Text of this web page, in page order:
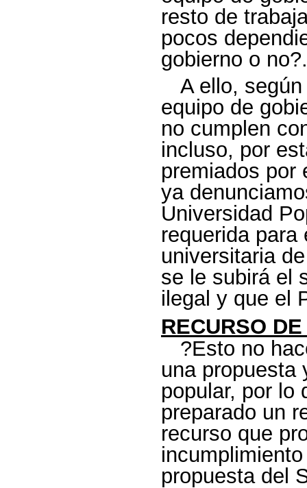
resto de
pocos
gobierno o no?.
A ello,
equipo de
no cumplen
incluso, por
premiados por
ya
Universidad
requerida
universitaria
se le subirá el
ilegal y que el
RECURSO
?Esto no
una propuesta
popular, por lo
preparado un
recurso que
propuesta del